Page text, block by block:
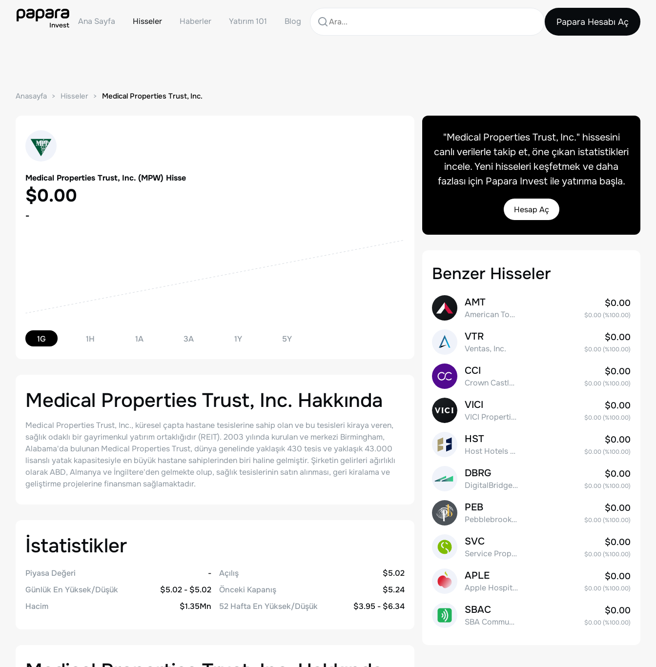
Ana Sayfa Hisseler Haberler Yatırım 101 Blog Papara Hesabı Aç
Anasayfa Hisseler Medical Properties Trust, Inc.
Medical Properties Trust, Inc. (MPW) Hisse
$0.00
-
1G 1H 1A 3A 1Y 5Y
Medical Properties Trust, Inc. Hakkında
Medical Properties Trust, Inc., küresel çapta hastane tesislerine sahip olan ve bu tesisleri kiraya veren,
sağlık odaklı bir gayrimenkul yatırım ortaklığıdır (REIT). 2003 yılında kurulan ve merkezi Birmingham,
Alabama'da bulunan Medical Properties Trust, dünya genelinde yaklaşık 430 tesis ve yaklaşık 43.000
lisanslı yatak kapasitesiyle en büyük hastane sahiplerinden biri haline gelmiştir. Şirketin gelirleri ağırlıklı
olarak ABD, Almanya ve İngiltere'den gelmekte olup, sağlık tesislerinin satın alınması, geri kiralama ve
geliştirme projelerine finansman sağlamaktadır.
İstatistikler
Piyasa Değeri
-
Günlük En Yüksek/Düşük
$5.02 - $5.02
Hacim
$1.35Mn
Açılış
$5.02
Önceki Kapanış
$5.24
52 Hafta En Yüksek/Düşük
$3.95 - $6.34
"Medical Properties Trust, Inc." hissesini
canlı verilerle takip et, öne çıkan istatistikleri
incele. Yeni hisseleri keşfetmek ve daha
fazlası için Papara Invest ile yatırıma başla.
Hesap Aç
Benzer Hisseler
AMT
American Tower Corporation
$0.00
$0.00(%100.00)
VTR
Ventas, Inc.
$0.00
$0.00(%100.00)
CCI
Crown Castle Inc.
$0.00
$0.00(%100.00)
VICI
VICI Properties Inc. Common Stock
$0.00
$0.00(%100.00)
HST
Host Hotels & Resorts, Inc.
$0.00
$0.00(%100.00)
DBRG
DigitalBridge Group, Inc.
$0.00
$0.00(%100.00)
PEB
Pebblebrook Hotel Trust
$0.00
$0.00(%100.00)
SVC
Service Properties Trust Common Stock
$0.00
$0.00(%100.00)
APLE
Apple Hospitality REIT, Inc.
$0.00
$0.00(%100.00)
SBAC
SBA Communications Corp
$0.00
$0.00(%100.00)